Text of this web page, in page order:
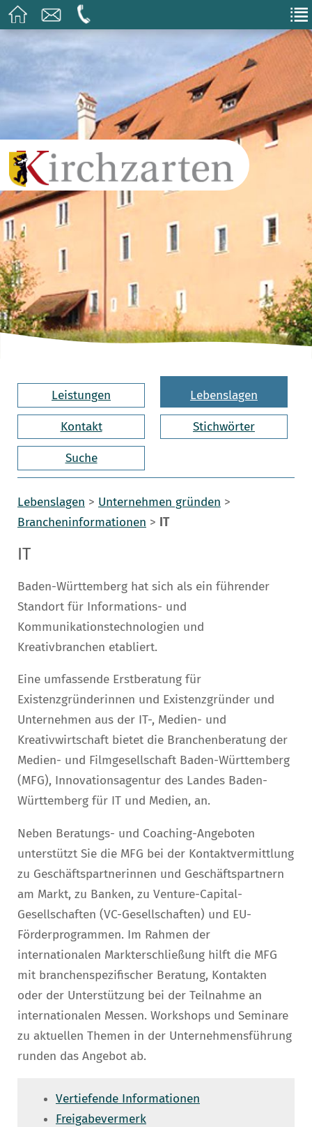
Leistungen Lebenslagen
Kontakt Stichwörter
Suche
Lebenslagen > Unternehmen gründen >
Brancheninformationen > IT
IT
Baden-Württemberg hat sich als ein führender
Standort für Informations- und
Kommunikationstechnologien und
Kreativbranchen etabliert.
Eine umfassende Erstberatung für
Existenzgründerinnen und Existenzgründer und
Unternehmen aus der IT-, Medien- und
Kreativwirtschaft bietet die Branchenberatung der
Medien- und Filmgesellschaft Baden-Württemberg
(MFG), Innovationsagentur des Landes Baden-
Württemberg für IT und Medien, an.
Neben Beratungs- und Coaching-Angeboten
unterstützt Sie die MFG bei der Kontaktvermittlung
zu Geschäftspartnerinnen und Geschäftspartnern
am Markt, zu Banken, zu Venture-Capital-
Gesellschaften (VC-Gesellschaften) und EU-
Förderprogrammen. Im Rahmen der
internationalen Markterschließung hilft die MFG
mit branchenspezifischer Beratung, Kontakten
oder der Unterstützung bei der Teilnahme an
internationalen Messen. Workshops und Seminare
zu aktuellen Themen in der Unternehmensführung
runden das Angebot ab.
Vertiefende Informationen
Freigabevermerk